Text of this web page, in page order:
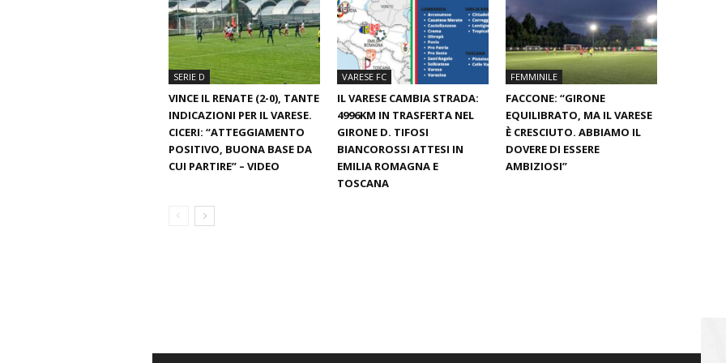
SERIE D
VINCE IL RENATE (2-0), TANTE
INDICAZIONI PER IL VARESE.
CICERI: “ATTEGGIAMENTO
POSITIVO, BUONA BASE DA
CUI PARTIRE” – VIDEO
VARESE FC
IL VARESE CAMBIA STRADA:
4996KM IN TRASFERTA NEL
GIRONE D. TIFOSI
BIANCOROSSI ATTESI IN
EMILIA ROMAGNA E
TOSCANA
FEMMINILE
FACCONE: “GIRONE
EQUILIBRATO, MA IL VARESE
È CRESCIUTO. ABBIAMO IL
DOVERE DI ESSERE
AMBIZIOSI”